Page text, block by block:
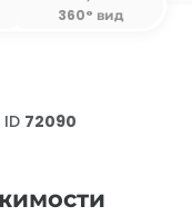
360° вид
ID 72090